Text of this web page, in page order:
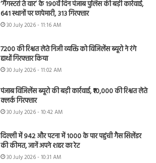
‘गैंगस्टरां ते वार’ के 190वें दिन पंजाब पुलिस की बड़ी कार्रवाई,
641 स्थानों पर छापेमारी, 313 गिरफ्तार
30 July 2026 - 11:16 AM
7200 की रिश्वत लेते निजी व्यक्ति को विजिलेंस ब्यूरो ने रंगे
हाथों गिरफ्तार किया
30 July 2026 - 11:02 AM
पंजाब विजिलेंस ब्यूरो की बड़ी कार्रवाई, ₹10,000 की रिश्वत लेते
क्लर्क गिरफ्तार
30 July 2026 - 10:42 AM
दिल्ली में 942 और पटना में 1000 के पार पहुंची गैस सिलेंडर
की कीमत, जानें अपने शहर का रेट
30 July 2026 - 10:31 AM